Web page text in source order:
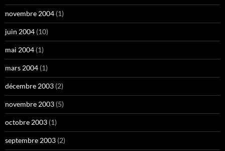
novembre 2004 (1)
juin 2004 (10)
mai 2004 (1)
mars 2004 (1)
décembre 2003 (2)
novembre 2003 (5)
octobre 2003 (1)
septembre 2003 (2)